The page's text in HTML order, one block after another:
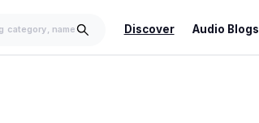
Discover Audio Blogs